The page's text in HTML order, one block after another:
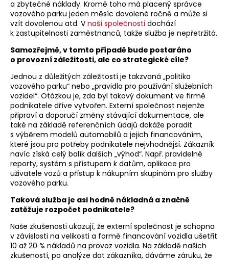
a zbytečné náklady. Kromě toho má placený správce
vozového parku jeden měsíc dovolené ročně a může si
vzít dovolenou atd. V naší společnosti dochází
k zastupitelnosti zaměstnanců, takže služba je nepřetržitá.
Samozřejmě, v tomto případě bude postaráno
o provozní záležitosti, ale co strategické cíle?
Jednou z důležitých záležitostí je takzvaná „politika
vozového parku“ nebo „pravidla pro používání služebních
vozidel“. Otázkou je, zda byl takový dokument ve firmě
podnikatele dříve vytvořen. Externí společnost nejenže
připraví a doporučí změny stávající dokumentace, ale
také na základě referenčních údajů dokáže poradit
s výběrem modelů automobilů a jejich financováním,
které jsou pro potřeby podnikatele nejvhodnější. Zákazník
navíc získá celý balík dalších „výhod“. Např. pravidelné
reporty, systém s přístupem k datům, aplikace pro
uživatele vozů a přístup k nákupním skupinám pro služby
vozového parku.
Taková služba je asi hodně nákladná a značně
zatěžuje rozpočet podnikatele?
Naše zkušenosti ukazují, že externí společnost je schopna
v závislosti na velikosti a formě financování vozidla ušetřit
10 až 20 % nákladů na provoz vozidla. Na základě našich
zkušeností, po analýze dat zákazníka, dáváme záruku, že